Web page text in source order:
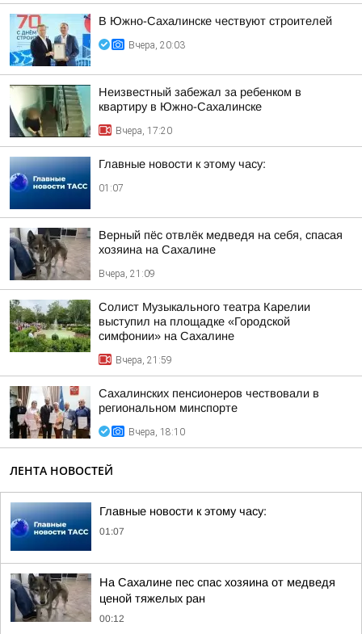
В Южно-Сахалинске чествуют строителей
Вчера, 20:03
Неизвестный забежал за ребенком в
квартиру в Южно-Сахалинске
Вчера, 17:20
Главные новости к этому часу:
01:07
Верный пёс отвлёк медведя на себя, спасая
хозяина на Сахалине
Вчера, 21:09
Солист Музыкального театра Карелии
выступил на площадке «Городской
симфонии» на Сахалине
Вчера, 21:59
Сахалинских пенсионеров чествовали в
региональном минспорте
Вчера, 18:10
ЛЕНТА НОВОСТЕЙ
Главные новости к этому часу:
01:07
На Сахалине пес спас хозяина от медведя
ценой тяжелых ран
00:12